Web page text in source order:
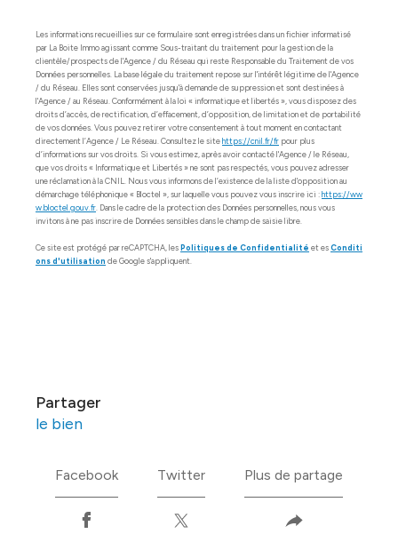
Les informations recueillies sur ce formulaire sont enregistrées dans un fichier informatisé
par La Boite Immo agissant comme Sous-traitant du traitement pour la gestion de la
clientèle/prospects de l'Agence / du Réseau qui reste Responsable du Traitement de vos
Données personnelles. La base légale du traitement repose sur l'intérêt légitime de l'Agence
/ du Réseau. Elles sont conservées jusqu'à demande de suppression et sont destinées à
l'Agence / au Réseau. Conformément à la loi « informatique et libertés », vous disposez des
droits d’accès, de rectification, d’effacement, d’opposition, de limitation et de portabilité
de vos données. Vous pouvez retirer votre consentement à tout moment en contactant
directement l’Agence / Le Réseau. Consultez le sitehttps://cnil.fr/fr pour plus
d’informations sur vos droits. Si vous estimez, après avoir contacté l'Agence / le Réseau,
que vos droits « Informatique et Libertés » ne sont pas respectés, vous pouvez adresser
une réclamation à la CNIL. Nous vous informons de l’existence de la liste d'opposition au
démarchage téléphonique « Bloctel », sur laquelle vous pouvez vous inscrire ici :https://ww
w.bloctel.gouv.fr . Dans le cadre de la protection des Données personnelles, nous vous
invitons à ne pas inscrire de Données sensibles dans le champ de saisie libre.
Ce site est protégé par reCAPTCHA, lesPolitiques de Confidentialité et esConditi
ons d'utilisation de Google s'appliquent.
partager
le bien
Facebook Twitter Plus de partage